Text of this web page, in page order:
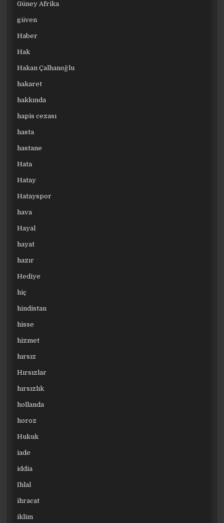
Güney Afrika
güven
Haber
Hak
Hakan Çalhanoğlu
hakaret
hakkında
hapis cezası
hasta
hastane
Hata
Hatay
Hatayspor
hava
Hayal
hayat
hazır
Hediye
hiç
hindistan
hisse
hizmet
hırsız
Hırsızlar
hırsızlık
hollanda
horoz
Hukuk
iade
iddia
Ihlal
ihracat
iklim